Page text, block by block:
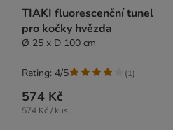
TIAKI fluorescenční tunel
pro kočky hvězda
Ø 25 x D 100 cm
574 Kč
574 Kč / kus
Rating: 4/5 (1)